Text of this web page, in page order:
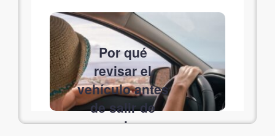
Por qué
revisar el
vehículo antes
de salir de
vacaciones